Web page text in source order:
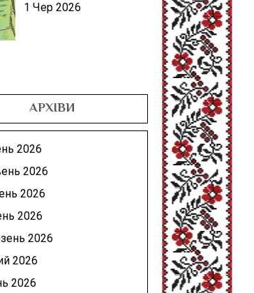
1 Чер 2026
АРХІВИ
2026
2026
2026
2026
2026
2026
2026